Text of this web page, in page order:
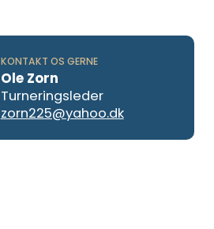
KONTAKT OS GERNE
Ole Zorn
Turneringsleder
zorn225@yahoo.dk